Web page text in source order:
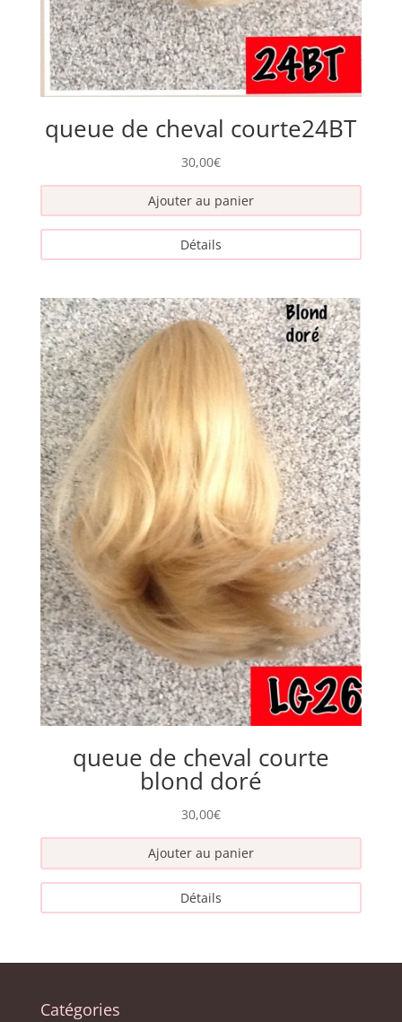
queue de cheval courte24BT
30,00€
Ajouter au panier
Détails
queue de cheval courte
blond doré
30,00€
Ajouter au panier
Détails
Catégories